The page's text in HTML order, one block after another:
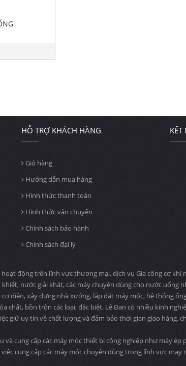
HỖ TRỢ KHÁCH HÀNG
Giỏ hàng
Hướng dẫn mua hàng
Hình thức thanh toán
Hình thức vận chuyển
Chính sách bảo hành
Chính sách đại lý
động trên lĩnh vực thương mại, dịch vụ Gia công cơ
nước giải khát, các máy chuyên dùng cho nước uống
điện, xây dựng nhà xưởng, lắp đặt máy móc, hệ thống
chất, bồn trộn các loại, đặc biệt, Lê Đan có nhiều kinh
giữ uy tín về chất lượng và đảm bảo thời gian giao hàng,
cung cấp các máy móc thiết bị công nghiệp như máy ép
cung cấp các máy móc chuyên dùng trong lĩnh vực